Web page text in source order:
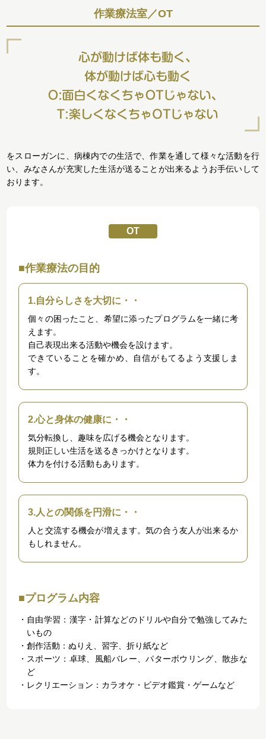
作業療法室／OT
をスローガンに、病棟内での生活で、作業を通して様々な活動を行
い、みなさんが充実した生活が送ることが出来るようお手伝いして
おります。
OT
■作業療法の目的
1.自分らしさを大切に・・
個々の困ったこと、希望に添ったプログラムを一緒に考
えます。
自己表現出来る活動や機会を設けます。
できていることを確かめ、自信がもてるよう支援しま
す。
2.心と身体の健康に・・
気分転換し、趣味を広げる機会となります。
規則正しい生活を送るきっかけとなります。
体力を付ける活動もあります。
3.人との関係を円滑に・・
人と交流する機会が増えます。気の合う友人が出来るか
もしれません。
■プログラム内容
自由学習：漢字・計算などのドリルや自分で勉強してみた
いもの
創作活動：ぬりえ、習字、折り紙など
スポーツ：卓球、風船バレー、パターボウリング、散歩な
ど
レクリエーション：カラオケ・ビデオ鑑賞・ゲームなど